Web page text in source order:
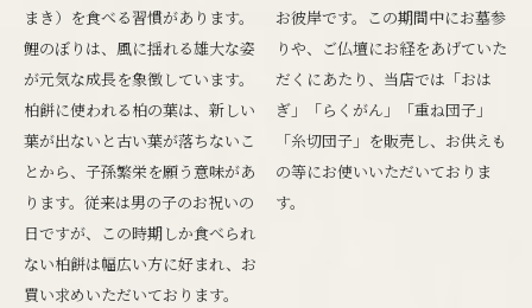
まき）を食べる習慣があります。
鯉のぼりは、風に揺れる雄大な姿
が元気な成長を象徴しています。
柏餅に使われる柏の葉は、新しい
葉が出ないと古い葉が落ちないこ
とから、子孫繁栄を願う意味があ
ります。従来は男の子のお祝いの
日ですが、この時期しか食べられ
ない柏餅は幅広い方に好まれ、お
買い求めいただいております。
お彼岸です。この期間中にお墓参
りや、ご仏壇にお経をあげていた
だくにあたり、当店では「おは
ぎ」「らくがん」「重ね団子」
「糸切団子」を販売し、お供えも
の等にお使いいただいておりま
す。